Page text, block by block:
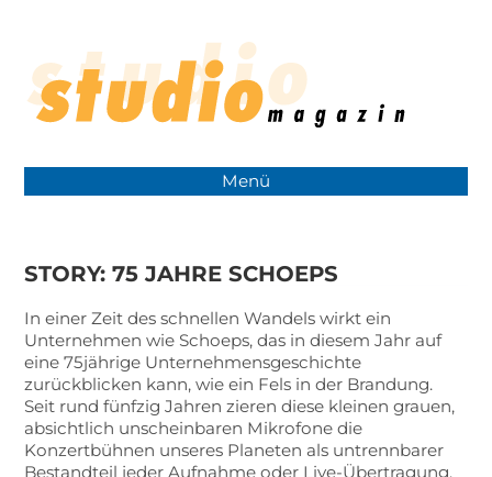
Menü
STORY: 75 JAHRE SCHOEPS
In einer Zeit des schnellen Wandels wirkt ein
Unternehmen wie Schoeps, das in diesem Jahr auf
eine 75jährige Unternehmensgeschichte
zurückblicken kann, wie ein Fels in der Brandung.
Seit rund fünfzig Jahren zieren diese kleinen grauen,
absichtlich unscheinbaren Mikrofone die
Konzertbühnen unseres Planeten als untrennbarer
Bestandteil jeder Aufnahme oder Live-Übertragung.